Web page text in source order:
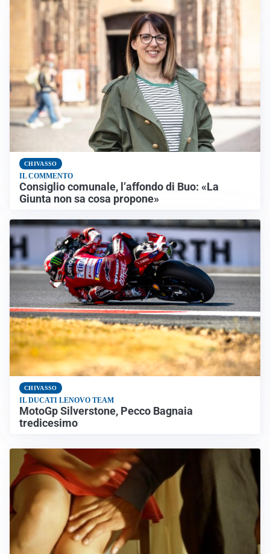
CHIVASSO
IL COMMENTO
Consiglio comunale, l’affondo di Buo: «La
Giunta non sa cosa propone»
CHIVASSO
IL DUCATI LENOVO TEAM
MotoGp Silverstone, Pecco Bagnaia
tredicesimo